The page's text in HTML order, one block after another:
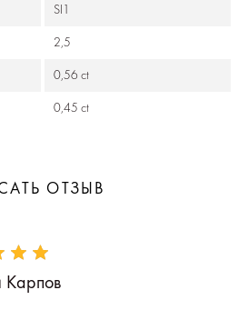
SI1
2,5
0,56 ct
0,45 ct
ОТЗЫВ
Карпов